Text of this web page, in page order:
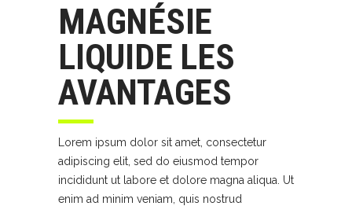
MAGNÉSIE
LIQUIDE LES
AVANTAGES
Lorem ipsum dolor sit amet, consectetur
adipiscing elit, sed do eiusmod tempor
incididunt ut labore et dolore magna aliqua. Ut
enim ad minim veniam, quis nostrud